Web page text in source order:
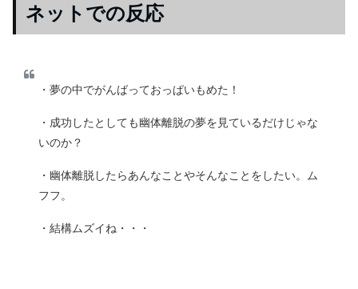
ネットでの反応
・夢の中でがんばっておっぱいもめた！
・成功したとしても幽体離脱の夢を見ているだけじゃな
いのか？
・幽体離脱したらあんなことやそんなことをしたい。ム
フフ。
・結構ムズイね・・・